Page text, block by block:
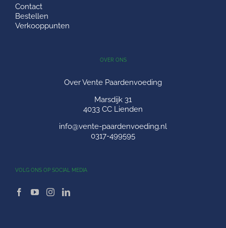
Contact
Bestellen
Verkooppunten
OVER ONS
Over Vente Paardenvoeding
Marsdijk 31
4033 CC Lienden
info@vente-paardenvoeding.nl
0317-499595
VOLG ONS OP SOCIAL MEDIA